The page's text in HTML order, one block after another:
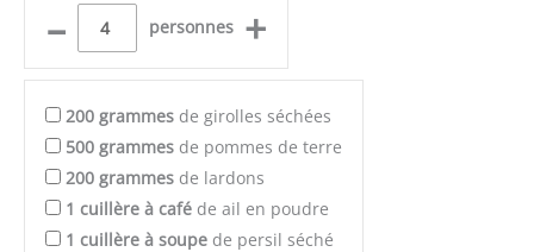
– personnes +
200 grammes de girolles séchées
500 grammes de pommes de terre
200 grammes de lardons
1 cuillère à café de ail en poudre
1 cuillère à soupe de persil séché